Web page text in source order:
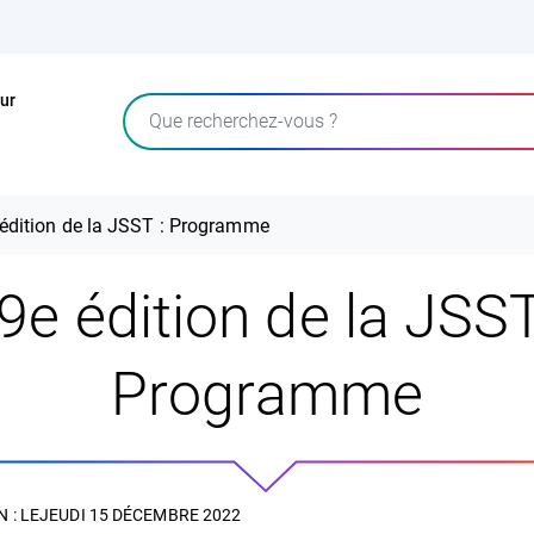
Rechercher
de la JSST : Programme
édition de la
Programme
: LEJEUDI 15 DÉCEMBRE 2022